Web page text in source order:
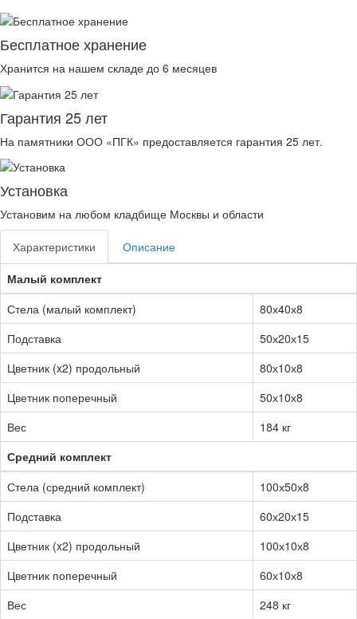
Бесплатное хранение
Хранится на нашем складе до 6 месяцев
Гарантия 25 лет
На памятники ООО «ПГК» предоставляется гарантия 25 лет.
Установка
Установим на любом кладбище Москвы и области
Характеристики
Описание
Малый комплект
Стела (малый комплект)
80х40х8
Подставка
50х20х15
Цветник (x2) продольный
80х10х8
Цветник поперечный
50х10х8
Вес
184 кг
Средний комплект
Стела (средний комплект)
100х50х8
Подставка
60х20х15
Цветник (x2) продольный
100х10х8
Цветник поперечный
60х10х8
Вес
248 кг